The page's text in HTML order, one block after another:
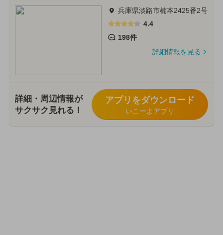
兵庫県淡路市楠本2425番2号
4.4
198件
詳細情報を見る
詳細・周辺情報が
サクサク見れる！
アプリをダウンロード
いこーよアプリ